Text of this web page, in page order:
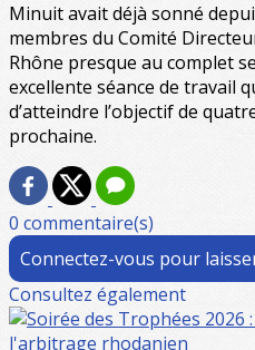
Minuit avait déjà sonné
membres du Comité
Rhône presque au complet
excellente séance de travail
d’atteindre l’objectif de
prochaine.
0 commentaire(s)
Connectez-vous pour
Consultez également